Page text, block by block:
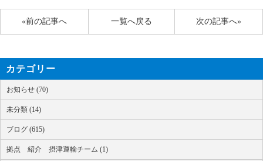
«前の記事へ 次の記事へ»
一覧へ戻る
カテゴリー
お知らせ (70)
未分類 (14)
ブログ (615)
拠点 紹介 摂津運輸チーム (1)